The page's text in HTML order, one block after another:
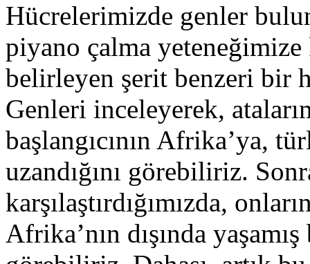
Hücrelerimizde genler
piyano çalma
belirleyen şerit benzeri bir
Genleri inceleyerek,
başlangıcının Afrika’ya,
uzandığını görebiliriz.
karşılaştırdığımızda,
Afrika’nın dışında